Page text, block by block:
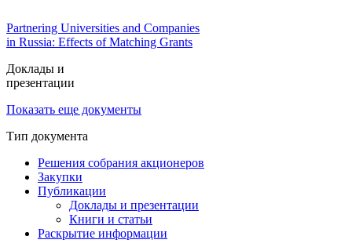
Partnering Universities and Companies
in Russia: Effects of Matching Grants
Доклады и
презентации
Показать еще документы
Тип документа
Решения собрания акционеров
Закупки
Публикации
Доклады и презентации
Книги и статьи
Раскрытие информации